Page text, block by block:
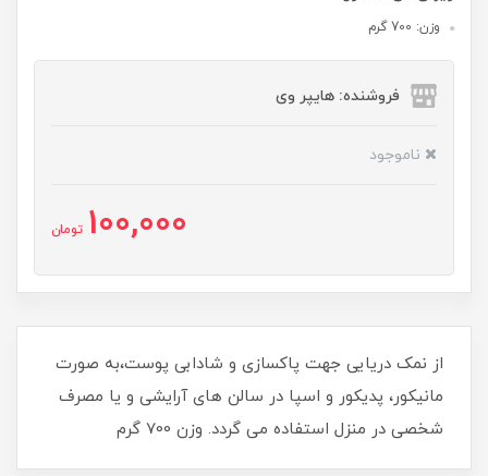
وزن: 700 گرم
فروشنده: هایپر وی
ناموجود
100,000 تومان
از نمک دریایی جهت پاکسازی و شادابی پوست،به صورت
مانیکور، پدیکور و اسپا در سالن های آرایشی و یا مصرف
شخصی در منزل استفاده می گردد. وزن 700 گرم